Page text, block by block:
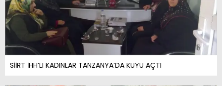
SİİRT İHH’LI KADINLAR TANZANYA’DA KUYU AÇTI